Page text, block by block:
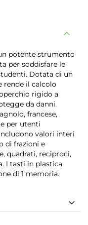
potente strumento
per soddisfare le
Dotata di un
rende il calcolo
rigido a
da danni.
francese,
per utenti
valori interi
di frazioni e
quadrati, reciproci,
I tasti in plastica
di 1 memoria.